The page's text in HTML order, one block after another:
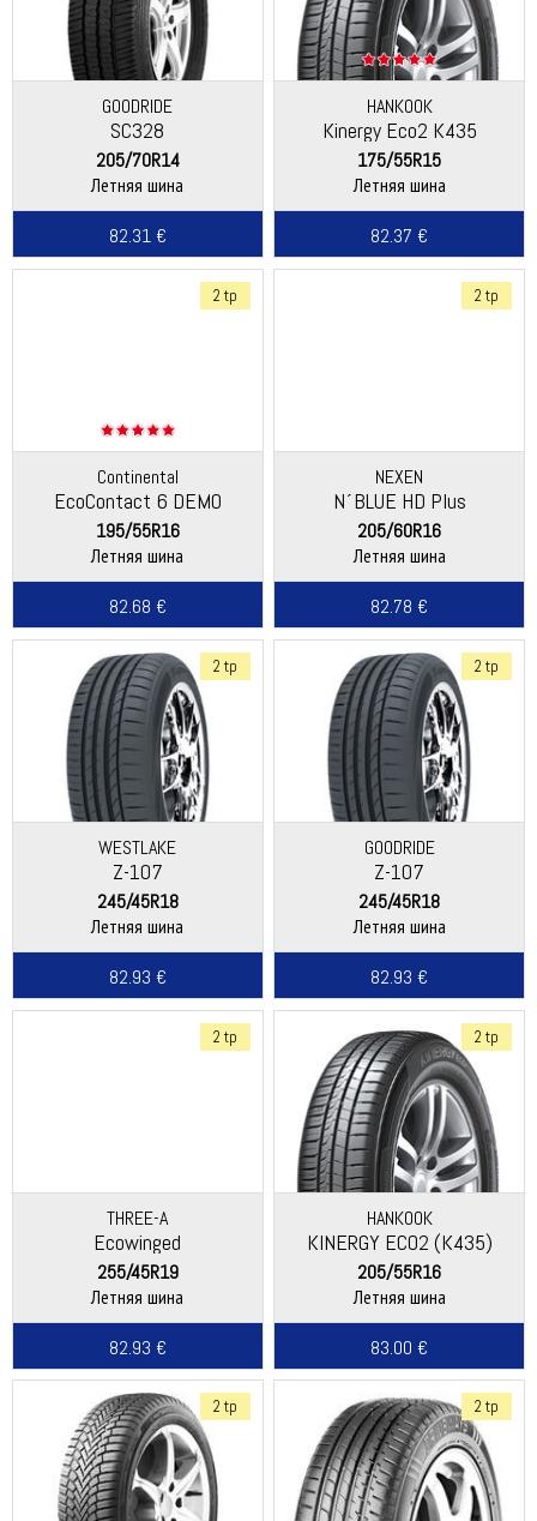
GOODRIDE
SC328
205/70R14
Летняя шина
82.31 €
HANKOOK
Kinergy Eco2 K435
175/55R15
Летняя шина
82.37 €
2 tp
Continental
EcoContact 6 DEMO
195/55R16
Летняя шина
82.68 €
2 tp
NEXEN
N´BLUE HD Plus
205/60R16
Летняя шина
82.78 €
2 tp
WESTLAKE
Z-107
245/45R18
Летняя шина
82.93 €
2 tp
GOODRIDE
Z-107
245/45R18
Летняя шина
82.93 €
2 tp
THREE-A
Ecowinged
255/45R19
Летняя шина
82.93 €
2 tp
HANKOOK
KINERGY ECO2 (K435)
205/55R16
Летняя шина
83.00 €
2 tp 2 tp